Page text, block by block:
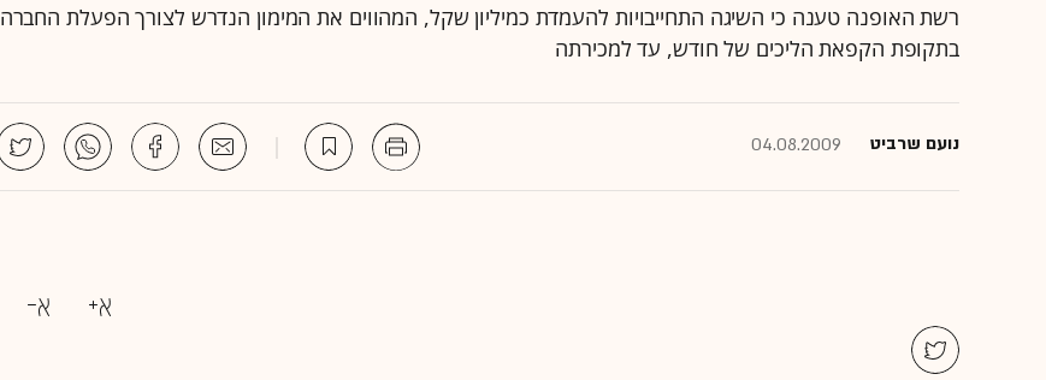
רשת האופנה טענה כי השיגה התחייבויות להעמדת כמיליון שקל, המהווים את המימון הנדרש לצורך הפעלת החברה
בתקופת הקפאת הליכים של חודש, עד למכירתה
נועם שרביט 04.08.2009